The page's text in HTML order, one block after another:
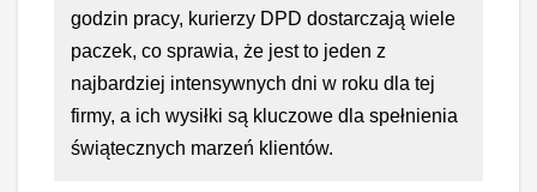
godzin pracy, kurierzy DPD dostarczają wiele
paczek, co sprawia, że jest to jeden z
najbardziej intensywnych dni w roku dla tej
firmy, a ich wysiłki są kluczowe dla spełnienia
świątecznych marzeń klientów.